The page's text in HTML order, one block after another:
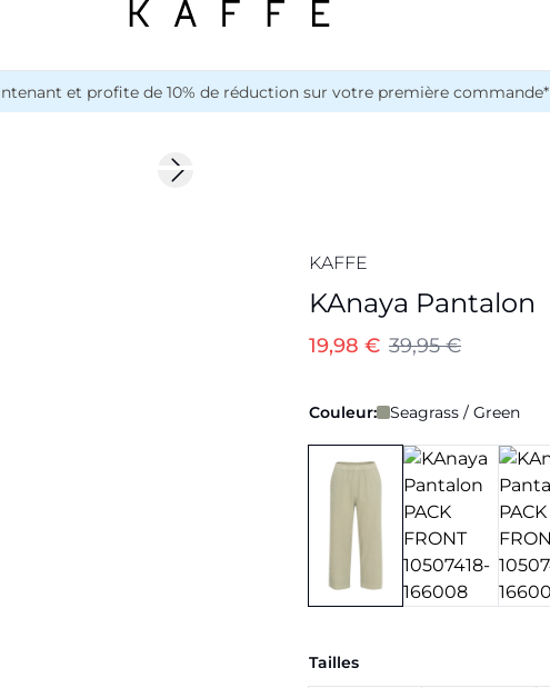
et profite de 10% de réduction sur votre première commande*
Next slide
KAFFE
KAnaya Pantalon
19,98 € 39,95 €
Couleur: Seagrass / Green
Tailles